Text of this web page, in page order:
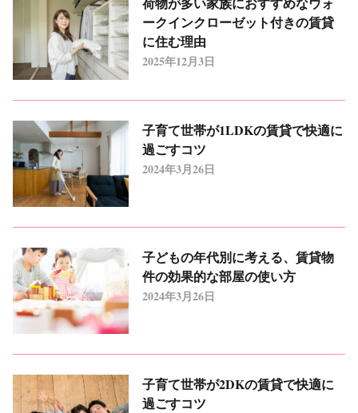
ークインクローゼット付きの賃貸
に住む理由
2025年12月3日
子育て世帯が1LDKの賃貸で快適に
過ごすコツ
2024年3月26日
子どもの年代別に考える、賃貸物
件の効果的な部屋の使い方
2024年3月26日
子育て世帯が2DKの賃貸で快適に
過ごすコツ